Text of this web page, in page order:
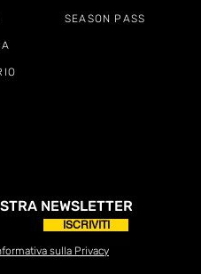
SEASON PASS
NEWSLETTER
ISCRIVITI
sulla Privacy